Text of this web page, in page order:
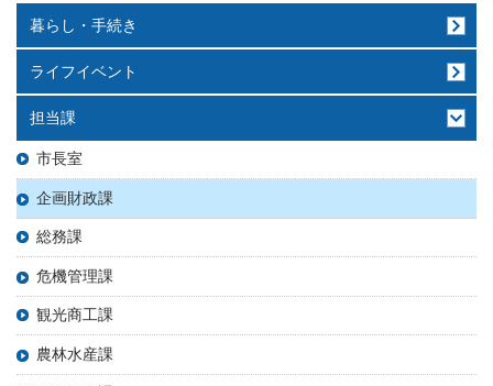
暮らし・手続き
ライフイベント
担当課
市長室
企画財政課
総務課
危機管理課
観光商工課
農林水産課